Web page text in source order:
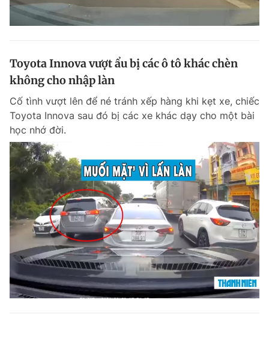
Toyota Innova vượt ẩu bị các ô tô khác chèn
không cho nhập làn
Cố tình vượt lên để né tránh xếp hàng khi kẹt xe, chiếc
Toyota Innova sau đó bị các xe khác dạy cho một bài
học nhớ đời.